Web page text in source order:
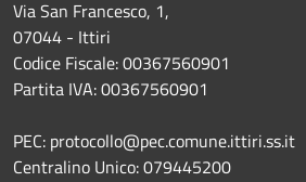
Via San Francesco, 1,
07044 - Ittiri
Codice Fiscale: 00367560901
Partita IVA: 00367560901
PEC: protocollo@pec.comune.ittiri.ss.it
Centralino Unico: 079445200